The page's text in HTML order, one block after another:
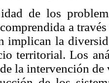
de los
a
implican la
territorial. Los
la intervención